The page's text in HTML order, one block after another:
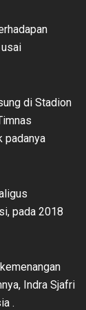
di Stadion
padanya
pada 2018
Indra Sjafri
.